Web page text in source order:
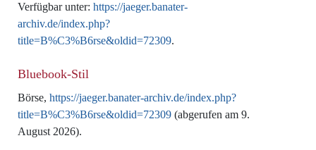
Verfügbar unter: https://jaeger.banater-
archiv.de/index.php?
title=B%C3%B6rse&oldid=72309.
Bluebook-Stil
Börse, https://jaeger.banater-archiv.de/index.php?
title=B%C3%B6rse&oldid=72309 (abgerufen am 9.
August 2026).